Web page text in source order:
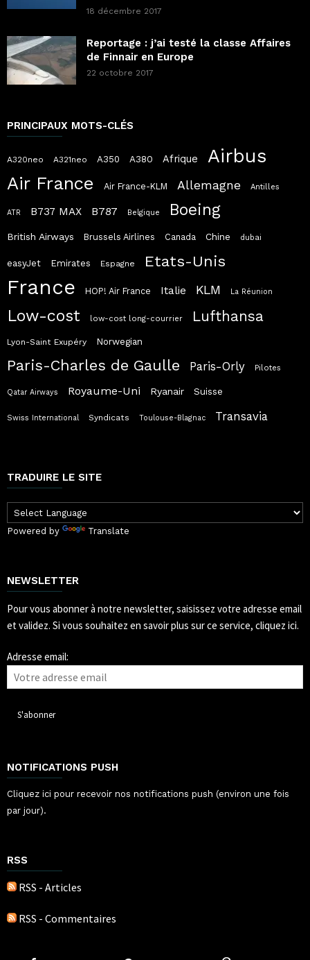
18 décembre 2017
Reportage : j’ai testé la classe Affaires
de Finnair en Europe
22 octobre 2017
PRINCIPAUX MOTS-CLÉS
A320neo A321neo A350 A380 Afrique Airbus
Air France Air France-KLM Allemagne Antilles
ATR B737 MAX B787 Belgique Boeing
British Airways Brussels Airlines Canada Chine dubai
easyJet Emirates Espagne Etats-Unis
France HOP! Air France Italie KLM La Réunion
Low-cost low-cost long-courrier Lufthansa
Lyon-Saint Exupéry Norwegian
Paris-Charles de Gaulle Paris-Orly Pilotes
Qatar Airways Royaume-Uni Ryanair Suisse
Swiss International Syndicats Toulouse-Blagnac Transavia
TRADUIRE LE SITE
Powered by Translate
NEWSLETTER
Pour vous abonner à notre newsletter, saisissez votre adresse email
et validez. Si vous souhaitez en savoir plus sur ce service, cliquez ici.
Adresse email:
NOTIFICATIONS PUSH
Cliquez ici pour recevoir nos notifications push (environ une fois
par jour).
RSS
RSS - Articles
RSS - Commentaires